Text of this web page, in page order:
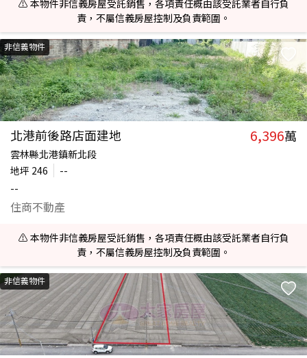
⚠️ 本物件非信義房屋受託銷售，各項責任概由該受託業者自行負
責，不屬信義房屋控制及負責範圍。
非信義物件
北港前後路店面建地 6,396萬
雲林縣北港鎮新北段
地坪 246
--
--
住商不動產
⚠️ 本物件非信義房屋受託銷售，各項責任概由該受託業者自行負
責，不屬信義房屋控制及負責範圍。
非信義物件